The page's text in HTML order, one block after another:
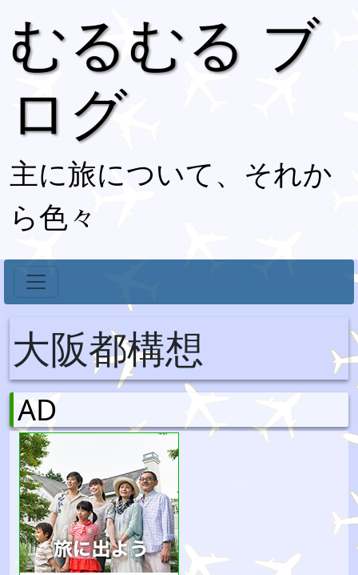
むるむる ブ
ログ
主に旅について、それか
ら色々
大阪都構想
AD